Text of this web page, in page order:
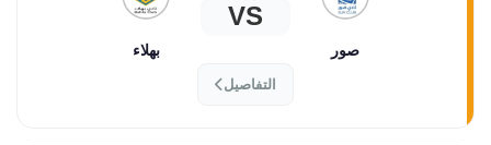
صور
VS
بهلاء
التفاصيل